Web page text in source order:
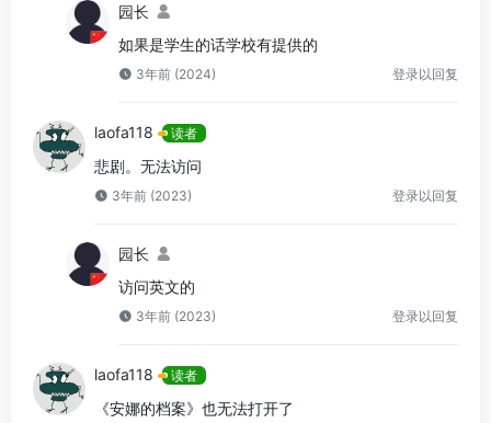
园长
如果是学生的话学校有提供的
3年前 (2024) 登录以回复
laofa118 读者
悲剧。无法访问
3年前 (2023) 登录以回复
园长
访问英文的
3年前 (2023) 登录以回复
laofa118 读者
《安娜的档案》也无法打开了